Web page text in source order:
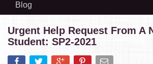
Blog
Urgent Help Request From A
Student: SP2-2021